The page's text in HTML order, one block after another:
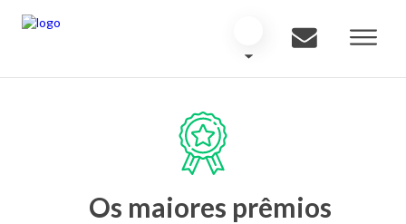
Os maiores prêmios